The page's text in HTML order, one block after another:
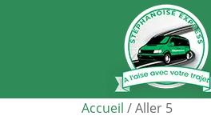
Accueil / Aller 5